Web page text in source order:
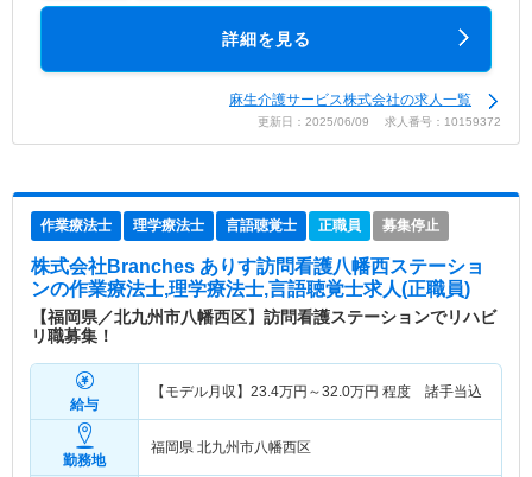
詳細を見る
麻生介護サービス株式会社の求人一覧
更新日：2025/06/09 求人番号：10159372
作業療法士 理学療法士 言語聴覚士 正職員 募集停止
株式会社Branches ありす訪問看護八幡西ステーショ
ンの作業療法士,理学療法士,言語聴覚士求人(正職員)
【福岡県／北九州市八幡西区】訪問看護ステーションでリハビ
リ職募集！
給与
【モデル月収】 23.4万円～32.0万円 程度 諸手当込
勤務地
福岡県 北九州市八幡西区